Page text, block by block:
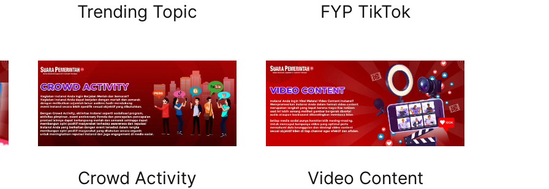
Trending Topic
Crowd Activity
FYP TikTok
Video Content